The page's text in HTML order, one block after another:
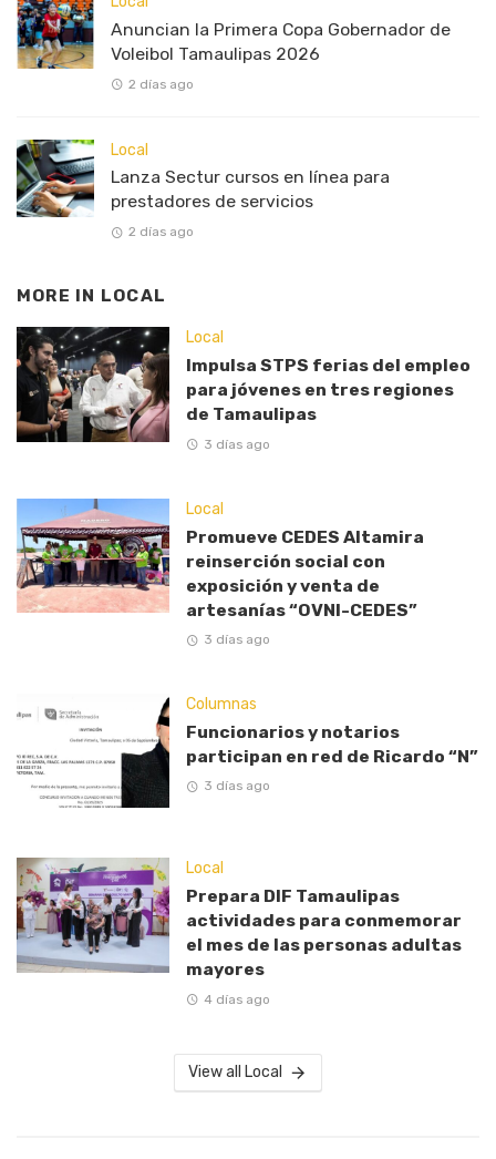
Anuncian la Primera Copa Gobernador de
Voleibol Tamaulipas 2026
2 días ago
Local
Lanza Sectur cursos en línea para
prestadores de servicios
2 días ago
MORE IN LOCAL
Local
Impulsa STPS ferias del empleo
para jóvenes en tres regiones
de Tamaulipas
3 días ago
Local
Promueve CEDES Altamira
reinserción social con
exposición y venta de
artesanías “OVNI-CEDES”
3 días ago
Columnas
Funcionarios y notarios
participan en red de Ricardo “N”
3 días ago
Local
Prepara DIF Tamaulipas
actividades para conmemorar
el mes de las personas adultas
mayores
4 días ago
View all Local